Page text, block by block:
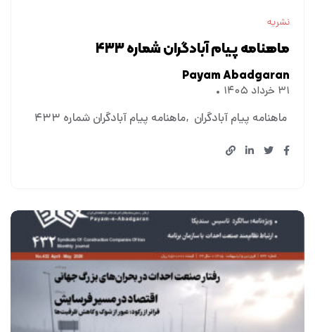
نشریه
ماهنامه پیام آبادگران شماره ۴۳۳
Payam Abadgaran
۳۱ خرداد ۱۴۰۵
ماهنامه پیام آبادگران ماهنامه پیام آبادگران شماره ۴۳۳